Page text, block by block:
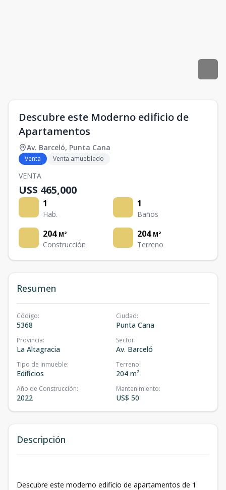
Descubre este Moderno edificio de
Apartamentos
Av. Barceló, Punta Cana
Venta Venta amueblado
VENTA
US$ 465,000
1
Hab.
1
Baños
204 M²
Construcción
204 M²
Terreno
Resumen
Código:
5368
Ciudad:
Punta Cana
Provincia:
La Altagracia
Sector:
Av. Barceló
Tipo de inmueble:
Edificios
Terreno:
204 m²
Año de Construcción:
2022
Mantenimiento:
US$ 50
Descripción
Descubre este moderno edificio de apartamentos de 1